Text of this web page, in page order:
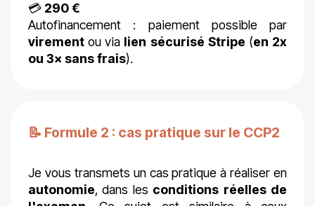
💳 290 €
Autofinancement : paiement possible par
virement ou via lien sécurisé Stripe (en 2x
ou 3× sans frais).
📝 Formule 2 : cas pratique sur le CCP2
Je vous transmets un cas pratique à réaliser en
autonomie, dans les conditions réelles de